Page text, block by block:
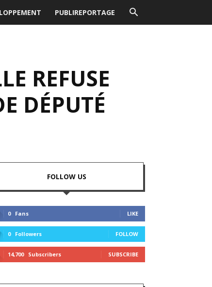
PUBLIREPORTAGE
REFUSE
DÉPUTÉ
FOLLOW US
0 Fans LIKE
0 Followers FOLLOW
14,700 Subscribers SUBSCRIBE